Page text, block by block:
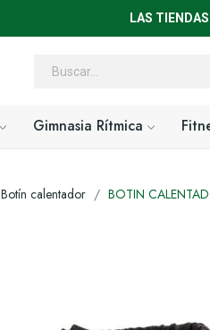
LAS
Gimnasia Rítmica
Botín calentador BOTIN